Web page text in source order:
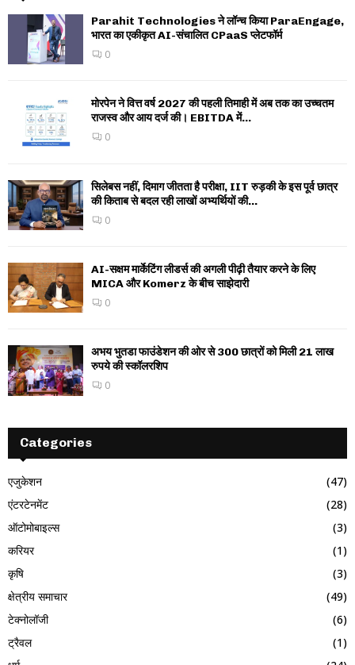
Parahit Technologies ने लॉन्च किया ParaEngage,
भारत का एकीकृत AI-संचालित CPaaS प्लेटफॉर्म
0
मोरपेन ने वित्त वर्ष 2027 की पहली तिमाही में अब तक का उच्चतम
राजस्व और आय दर्ज की। EBITDA में...
0
सिलेबस नहीं, दिमाग जीतता है परीक्षा, IIT रुड़की के इस पूर्व छात्र
की किताब से बदल रही लाखों अभ्यर्थियों की...
0
AI-सक्षम मार्केटिंग लीडर्स की अगली पीढ़ी तैयार करने के लिए
MICA और Komerz के बीच साझेदारी
0
अभय भुतडा फाउंडेशन की ओर से 300 छात्रों को मिली 21 लाख
रुपये की स्कॉलरशिप
0
Categories
एजुकेशन
(47)
एंटरटेनमेंट
(28)
ऑटोमोबाइल्स
(3)
करियर
(1)
कृषि
(3)
क्षेत्रीय समाचार
(49)
टेक्नोलॉजी
(6)
ट्रैवल
(1)